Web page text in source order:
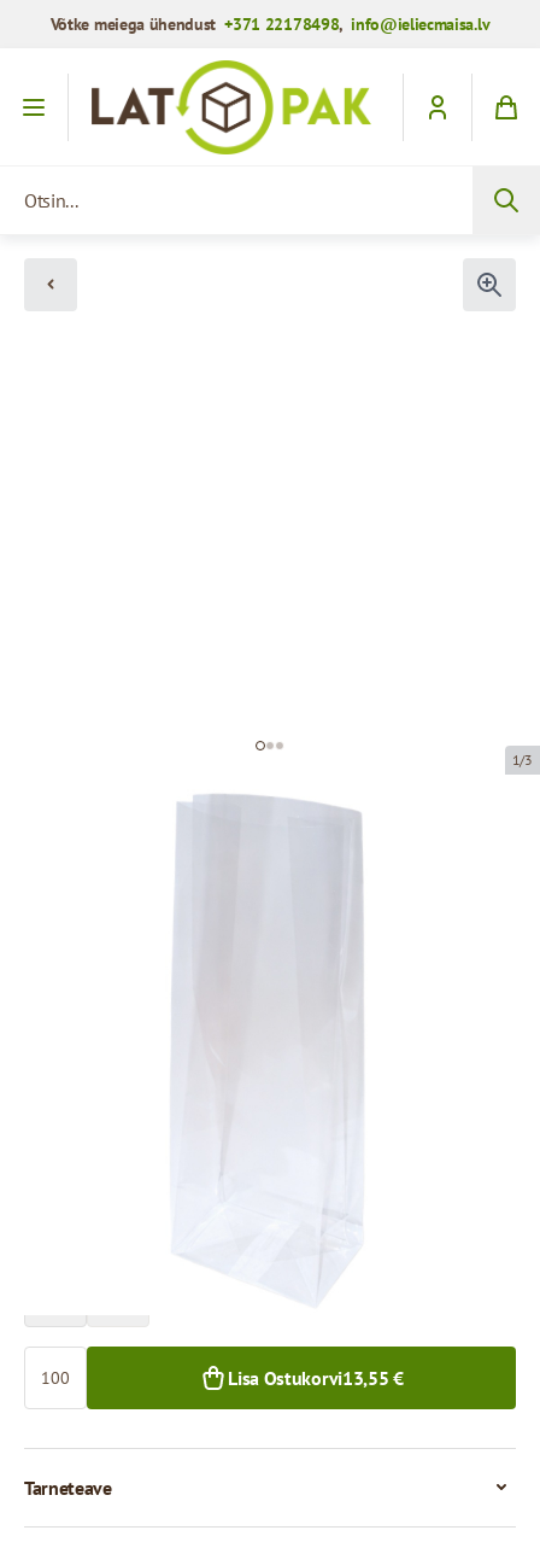
Võtke meiega ühendust+371 22178498,info@ieliecmaisa.lv
1/3
Lisa Ostukorvi13,55 €
Tarneteave